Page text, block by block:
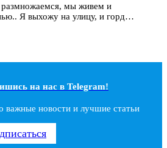
мы живем и
Я выхожу на улицу, и горд…
на наc в Telegram!
важные новости и лучшие статьи